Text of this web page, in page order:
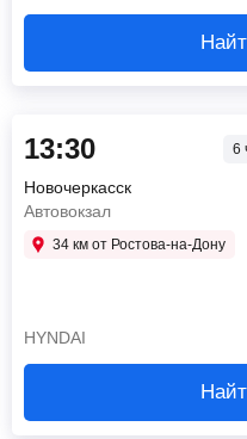
13:30 6
Новочеркасск
Автовокзал
34 км от Ростова-на-Дону
HYNDAI